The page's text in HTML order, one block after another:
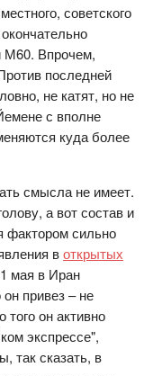
советского
М60. Впрочем,
последней
не катят, но не
с вполне
куда более
смысла не имеет.
а вот состав и
фактором сильно
воткрытых
мая в Иран
он привез – не
того он активно
экспрессе",
так сказать, в